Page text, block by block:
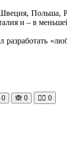
Польша,
и – в
0 🙈 0 🧘‍♀️ 0